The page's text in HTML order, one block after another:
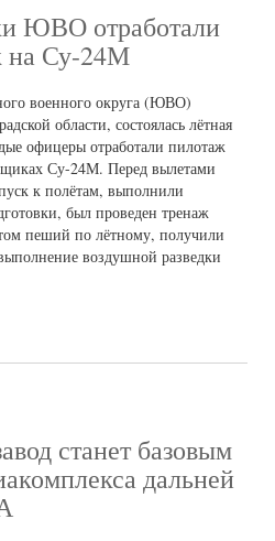
ЮВО отработали
на Су-24М
военного округа (ЮВО)
области, состоялась лётная
офицеры отработали пилотаж
Су-24М. Перед вылетами
к полётам, выполнили
был проведен тренаж
пеший по лётному, получили
воздушной разведки
станет базовым
дальней